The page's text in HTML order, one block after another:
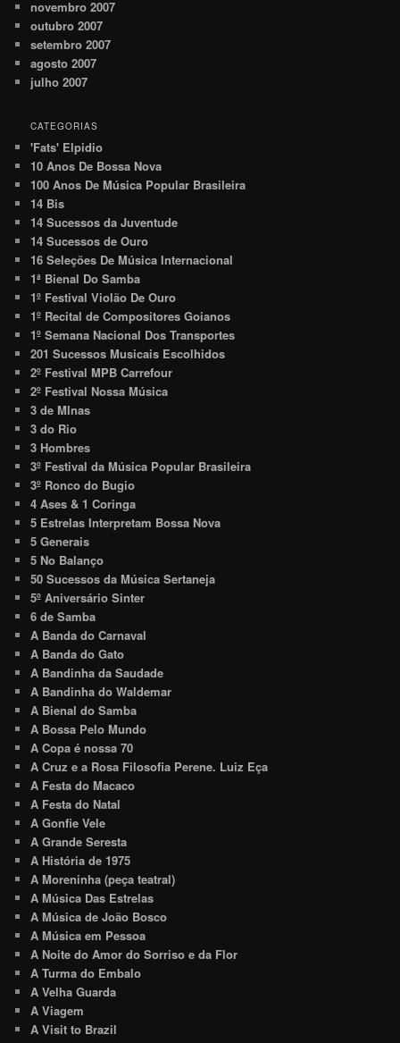
novembro 2007
outubro 2007
setembro 2007
agosto 2007
julho 2007
CATEGORIAS
'Fats' Elpidio
10 Anos De Bossa Nova
100 Anos De Música Popular Brasileira
14 Bis
14 Sucessos da Juventude
14 Sucessos de Ouro
16 Seleções De Música Internacional
1ª Bienal Do Samba
1º Festival Violão De Ouro
1º Recital de Compositores Goianos
1º Semana Nacional Dos Transportes
201 Sucessos Musicais Escolhidos
2º Festival MPB Carrefour
2º Festival Nossa Música
3 de MInas
3 do Rio
3 Hombres
3º Festival da Música Popular Brasileira
3º Ronco do Bugio
4 Ases & 1 Coringa
5 Estrelas Interpretam Bossa Nova
5 Generais
5 No Balanço
50 Sucessos da Música Sertaneja
5º Aniversário Sinter
6 de Samba
A Banda do Carnaval
A Banda do Gato
A Bandinha da Saudade
A Bandinha do Waldemar
A Bienal do Samba
A Bossa Pelo Mundo
A Copa é nossa 70
A Cruz e a Rosa Filosofia Perene. Luiz Eça
A Festa do Macaco
A Festa do Natal
A Gonfie Vele
A Grande Seresta
A História de 1975
A Moreninha (peça teatral)
A Música Das Estrelas
A Música de João Bosco
A Música em Pessoa
A Noite do Amor do Sorriso e da Flor
A Turma do Embalo
A Velha Guarda
A Viagem
A Visit to Brazil